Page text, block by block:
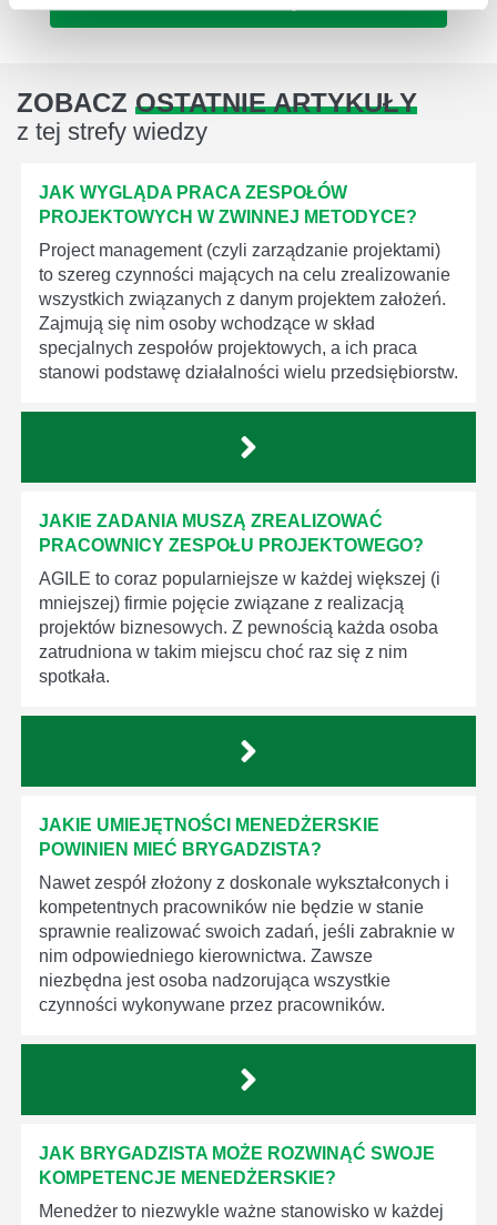
ZOBACZ OSTATNIE ARTYKUŁY
z tej strefy wiedzy
JAK WYGLĄDA PRACA ZESPOŁÓW
PROJEKTOWYCH W ZWINNEJ METODYCE?
Project management (czyli zarządzanie projektami)
to szereg czynności mających na celu zrealizowanie
wszystkich związanych z danym projektem założeń.
Zajmują się nim osoby wchodzące w skład
specjalnych zespołów projektowych, a ich praca
stanowi podstawę działalności wielu przedsiębiorstw.
JAKIE ZADANIA MUSZĄ ZREALIZOWAĆ
PRACOWNICY ZESPOŁU PROJEKTOWEGO?
AGILE to coraz popularniejsze w każdej większej (i
mniejszej) firmie pojęcie związane z realizacją
projektów biznesowych. Z pewnością każda osoba
zatrudniona w takim miejscu choć raz się z nim
spotkała.
JAKIE UMIEJĘTNOŚCI MENEDŻERSKIE
POWINIEN MIEĆ BRYGADZISTA?
Nawet zespół złożony z doskonale wykształconych i
kompetentnych pracowników nie będzie w stanie
sprawnie realizować swoich zadań, jeśli zabraknie w
nim odpowiedniego kierownictwa. Zawsze
niezbędna jest osoba nadzorująca wszystkie
czynności wykonywane przez pracowników.
JAK BRYGADZISTA MOŻE ROZWINĄĆ SWOJE
KOMPETENCJE MENEDŻERSKIE?
Menedżer to niezwykle ważne stanowisko w każdej